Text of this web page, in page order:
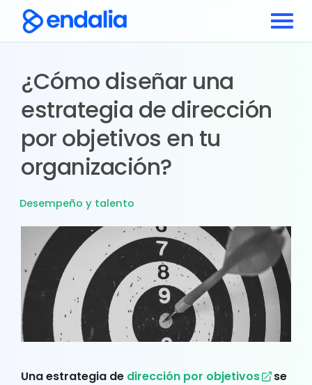
¿Cómo diseñar una
estrategia de dirección
por objetivos en tu
organización?
Desempeño y talento
Una estrategia de dirección por objetivos
se